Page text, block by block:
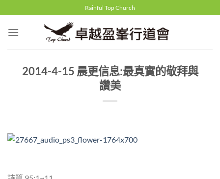
to
content
Rainful Top Church
2014-4-15 晨更信息:最真實的敬拜與
讚美